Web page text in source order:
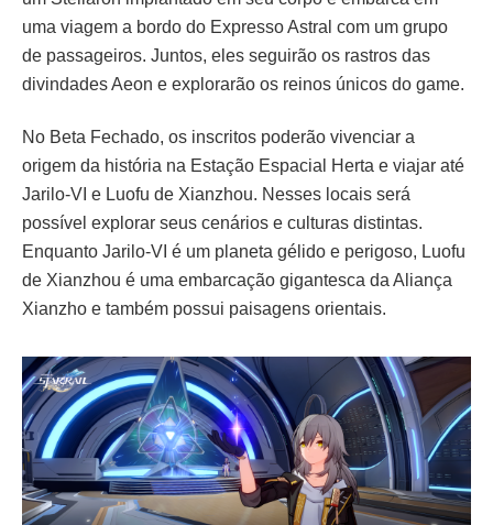
uma viagem a bordo do Expresso Astral com um grupo
de passageiros. Juntos, eles seguirão os rastros das
divindades Aeon e explorarão os reinos únicos do game.
No Beta Fechado, os inscritos poderão vivenciar a
origem da história na Estação Espacial Herta e viajar até
Jarilo-VI e Luofu de Xianzhou. Nesses locais será
possível explorar seus cenários e culturas distintas.
Enquanto Jarilo-VI é um planeta gélido e perigoso, Luofu
de Xianzhou é uma embarcação gigantesca da Aliança
Xianzho e também possui paisagens orientais.